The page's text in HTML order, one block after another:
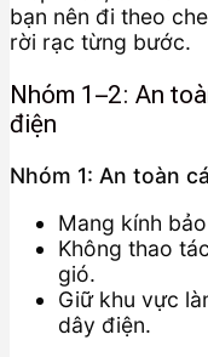
bạn nên đi theo
rời rạc từng bước.
Nhóm 1–2: An
điện
Nhóm 1: An toàn
Mang kính
Không thao
gió.
Giữ khu vực
dây điện.